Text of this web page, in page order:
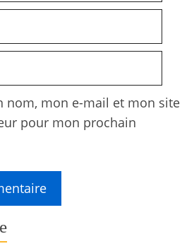
nom, mon e-mail et mon site
pour mon prochain